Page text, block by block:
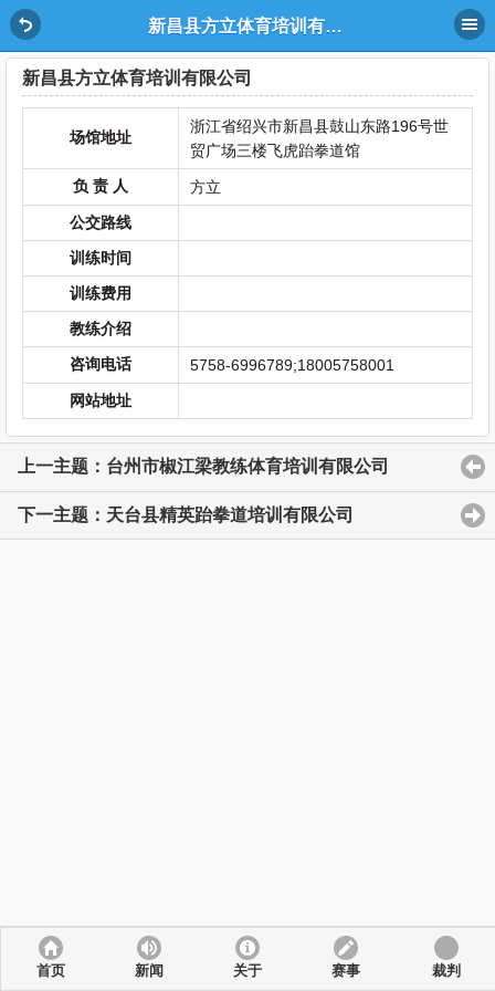
新昌县方立体育培训有限公司
新昌县方立体育培训有限公司
场馆地址
浙江省绍兴市新昌县鼓山东路196号世
贸广场三楼飞虎跆拳道馆
负 责 人
方立
公交路线
训练时间
训练费用
教练介绍
咨询电话
5758-6996789;18005758001
网站地址
上一主题：台州市椒江梁教练体育培训有限公司
下一主题：天台县精英跆拳道培训有限公司
首页 新闻 关于 赛事 裁判